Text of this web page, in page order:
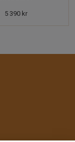
5 390 kr